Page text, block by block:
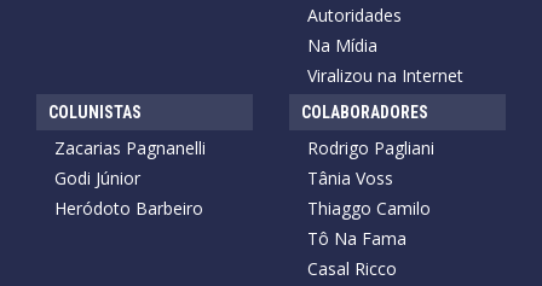
Autoridades
Na Mídia
Viralizou na Internet
COLUNISTAS
Zacarias Pagnanelli
Godi Júnior
Heródoto Barbeiro
COLABORADORES
Rodrigo Pagliani
Tânia Voss
Thiaggo Camilo
Tô Na Fama
Casal Ricco